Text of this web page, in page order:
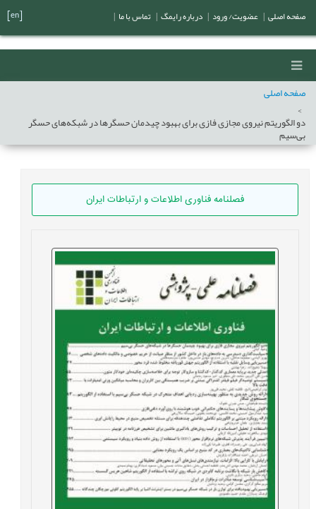
صفحه اصلی
دو الگوریتم نیروی مجازی فازی برای بهبود چیدمان حسگرها در شبکه‌های حسگر
بی‌سیم
فصلنامه فناوری اطلاعات و ارتباطات ایران
صفحه اصلی عضویت/ ورود درباره رایمگ تماس با ما